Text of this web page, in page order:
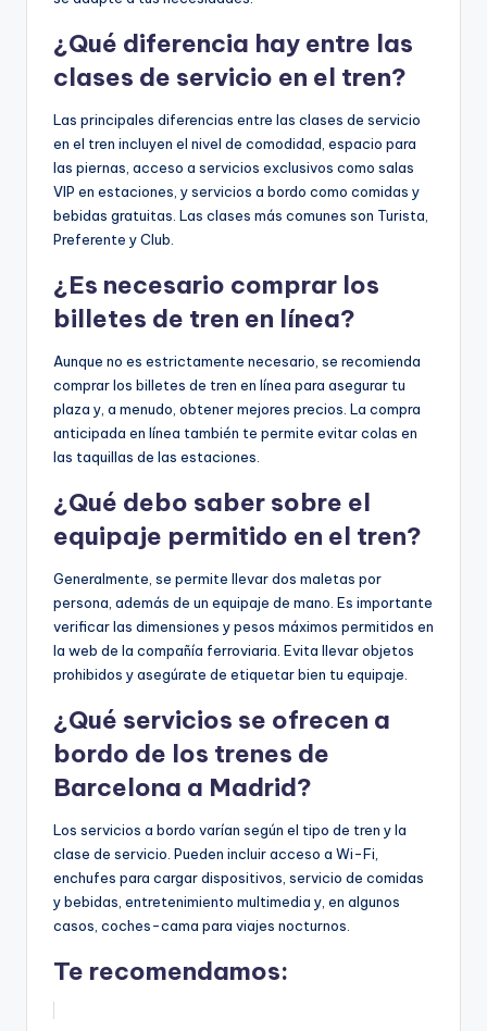
¿Qué diferencia hay entre las
clases de servicio en el tren?
Las principales diferencias entre las clases de servicio
en el tren incluyen el nivel de comodidad, espacio para
las piernas, acceso a servicios exclusivos como salas
VIP en estaciones, y servicios a bordo como comidas y
bebidas gratuitas. Las clases más comunes son Turista,
Preferente y Club.
¿Es necesario comprar los
billetes de tren en línea?
Aunque no es estrictamente necesario, se recomienda
comprar los billetes de tren en línea para asegurar tu
plaza y, a menudo, obtener mejores precios. La compra
anticipada en línea también te permite evitar colas en
las taquillas de las estaciones.
¿Qué debo saber sobre el
equipaje permitido en el tren?
Generalmente, se permite llevar dos maletas por
persona, además de un equipaje de mano. Es importante
verificar las dimensiones y pesos máximos permitidos en
la web de la compañía ferroviaria. Evita llevar objetos
prohibidos y asegúrate de etiquetar bien tu equipaje.
¿Qué servicios se ofrecen a
bordo de los trenes de
Barcelona a Madrid?
Los servicios a bordo varían según el tipo de tren y la
clase de servicio. Pueden incluir acceso a Wi-Fi,
enchufes para cargar dispositivos, servicio de comidas
y bebidas, entretenimiento multimedia y, en algunos
casos, coches-cama para viajes nocturnos.
Te recomendamos: